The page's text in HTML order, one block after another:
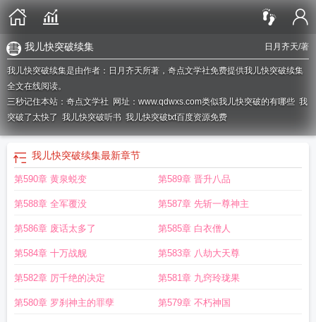
日月齐天/著
我儿快突破续集
我儿快突破续集是由作者：日月齐天所著，奇点文学社免费提供我儿快突破续集
全文在线阅读。
三秒记住本站：奇点文学社 网址：www.qdwxs.com类似我儿快突破的有哪些 我
突破了太快了 我儿快突破听书 我儿快突破txt百度资源免费
我儿快突破续集最新章节
第590章 黄泉蜕变 第589章 晋升八品
第588章 全军覆没 第587章 先斩一尊神主
第586章 废话太多了 第585章 白衣僧人
第584章 十万战舰 第583章 八劫大天尊
第582章 厉千绝的决定 第581章 九窍玲珑果
第580章 罗刹神主的罪孽 第579章 不朽神国